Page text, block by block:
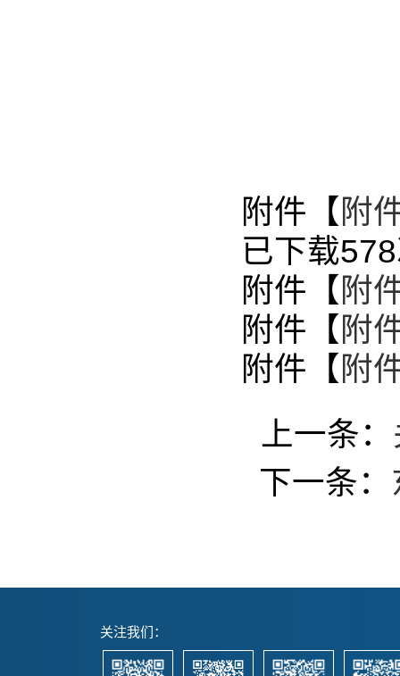
附件【 附
已下载578
附件【 附
附件【 附
附件【 附
上一条：
下一条：
关注我们：